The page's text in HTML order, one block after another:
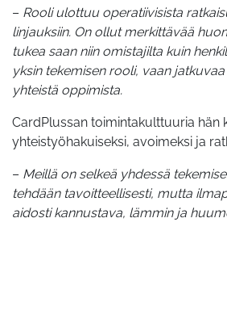
– Rooli ulottuu operatiivisista
linjauksiin. On ollut merkittävää
tukea saan niin omistajilta kuin
yksin tekemisen rooli, vaan
yhteistä oppimista.
CardPlussan toimintakulttuuria hän
yhteistyöhakuiseksi, avoimeksi ja
– Meillä on selkeä yhdessä
tehdään tavoitteellisesti, mutta
aidosti kannustava, lämmin ja